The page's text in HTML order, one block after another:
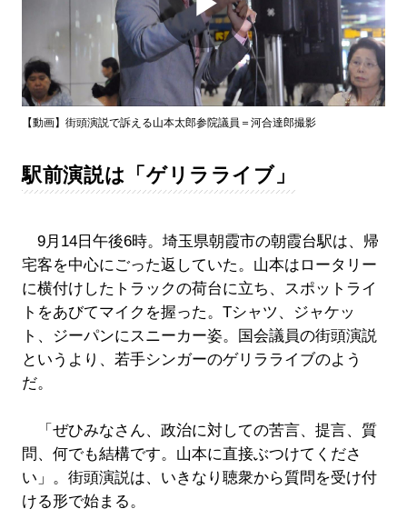
Play
Video
【動画】街頭演説で訴える山本太郎参院議員＝河合達郎撮影
駅前演説は「ゲリラライブ」
9月14日午後6時。埼玉県朝霞市の朝霞台駅は、帰
宅客を中心にごった返していた。山本はロータリー
に横付けしたトラックの荷台に立ち、スポットライ
トをあびてマイクを握った。Tシャツ、ジャケッ
ト、ジーパンにスニーカー姿。国会議員の街頭演説
というより、若手シンガーのゲリラライブのよう
だ。
「ぜひみなさん、政治に対しての苦言、提言、質
問、何でも結構です。山本に直接ぶつけてくださ
い」。街頭演説は、いきなり聴衆から質問を受け付
ける形で始まる。